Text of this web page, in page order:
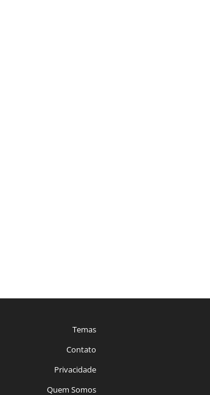
Temas
Contato
Privacidade
Quem Somos